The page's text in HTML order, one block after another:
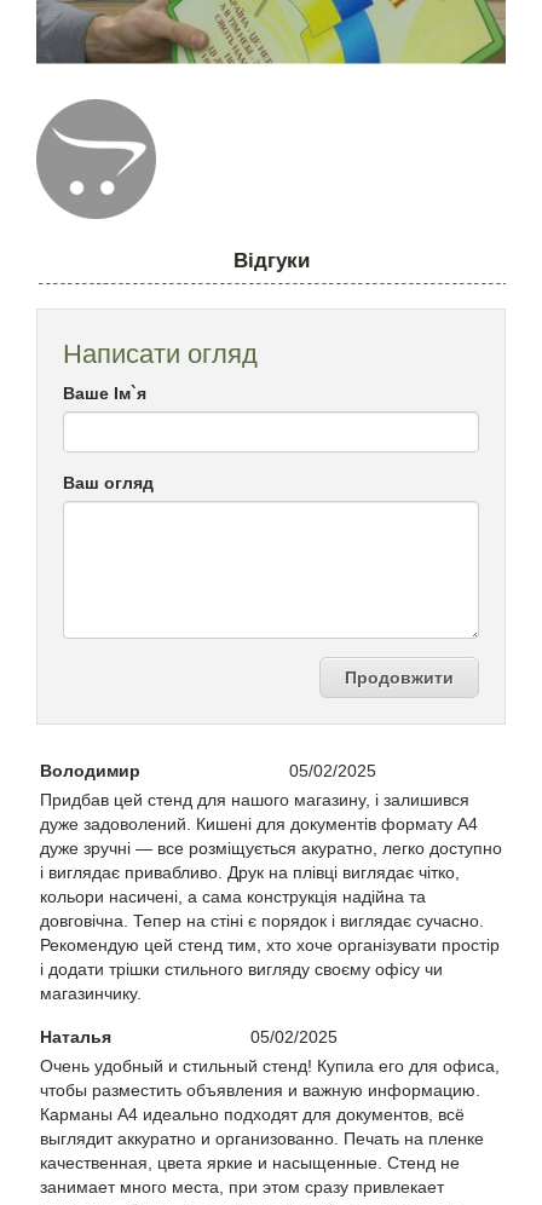
Відгуки
Написати огляд
Ваше Ім`я
Ваш огляд
Продовжити
Володимир
05/02/2025
Придбав цей стенд для нашого магазину, і залишився
дуже задоволений. Кишені для документів формату A4
дуже зручні — все розміщується акуратно, легко доступно
і виглядає привабливо. Друк на плівці виглядає чітко,
кольори насичені, а сама конструкція надійна та
довговічна. Тепер на стіні є порядок і виглядає сучасно.
Рекомендую цей стенд тим, хто хоче організувати простір
і додати трішки стильного вигляду своєму офісу чи
магазинчику.
Наталья
05/02/2025
Очень удобный и стильный стенд! Купила его для офиса,
чтобы разместить объявления и важную информацию.
Карманы A4 идеально подходят для документов, всё
выглядит аккуратно и организованно. Печать на пленке
качественная, цвета яркие и насыщенные. Стенд не
занимает много места, при этом сразу привлекает